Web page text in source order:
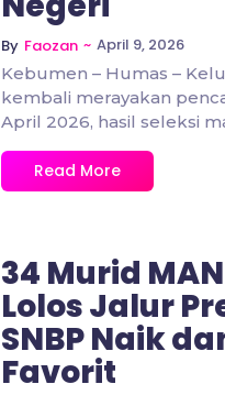
By Faozan ~ April 9, 2026
Kebumen – Humas –
kembali merayakan
April 2026, hasil seleksi
Read More
34 Murid
Lolos Jalur
SNBP Naik
Favorit